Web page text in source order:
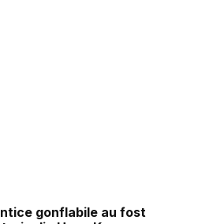
gonflabile au fost